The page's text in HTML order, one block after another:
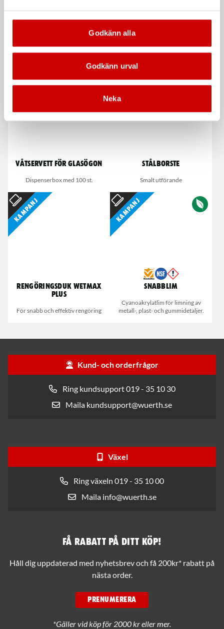
Godkänn alla
Godkänn urval
Neka
De som köpte, köpte även
Kampanj
Våtservett för glasögon
Dispenserbox med 100 st.
Stålborste
Smalt utförande
Kampanj
Rengöringsduk Wetmax
Plus
För snabb och effektiv rengöring
Kampanj
Snabblim
Cyanoakrylatlim för limning av
metall-, plast- och gummidetaljer.
Kund- och orderfrågor
Ring kundsupport 019 - 35 10 30
Maila kundsupport@wuerth.se
Växel
Ring växeln 019 - 35 10 00
Maila info@wuerth.se
Få rabatt på ditt köp!
Håll dig uppdaterad med nyhetsbrev och få 200kr* rabatt på
nästa order.
PRENUMERERA
*Gäller vid köp för 2000 kr eller mer.